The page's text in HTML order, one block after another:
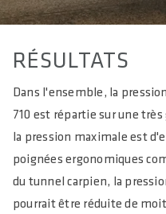
RÉSULTATS
Dans l'ensemble, la
710 est répartie sur une
la pression maximale est
poignées ergonomiques
du tunnel carpien, la
pourrait être réduite de